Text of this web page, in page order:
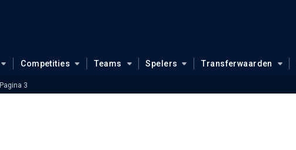
Competities Teams Spelers Transferwaarden
Pagina 3